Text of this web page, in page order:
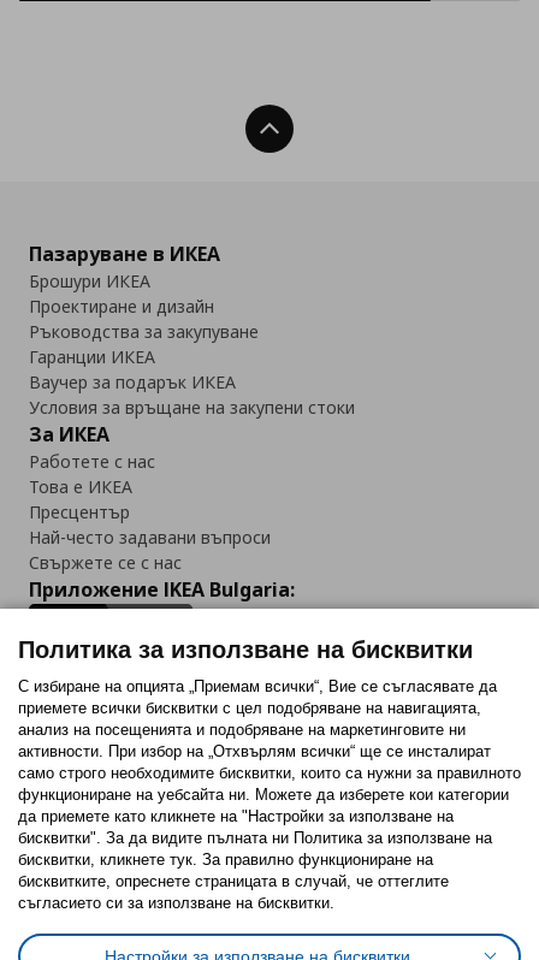
Нагоре
Пазаруване в ИКЕА
Брошури ИКЕА
Проектиране и дизайн
Ръководства за закупуване
Гаранции ИКЕА
Ваучер за подарък ИКЕА
Условия за връщане на закупени стоки
За ИКЕА
Работете с нас
Това е ИКЕА
Пресцентър
Най-често задавани въпроси
Свържете се с нас
Приложение IKEA Bulgaria:
Последвайте ни:
FacebookTwitterYoutubePinterestInstagram
Политика за използване на бисквитки (Cookies)
Избор на настройки за използване на бисквитки
Политика за използване на бисквитки
С избиране на опцията „Приемам всички“, Вие се съгласявате да
приемете всички бисквитки с цел подобряване на навигацията,
анализ на посещенията и подобряване на маркетинговите ни
активности. При избор на „Отхвърлям всички“ ще се инсталират
само строго необходимитe бисквитки, които са нужни за правилното
функциониране на уебсайта ни. Можете да изберете кои категории
да приемете като кликнете на "Настройки за използване на
бисквитки". За да видите пълната ни Политика за използване на
бисквитки, кликнете тук. За правилно функциониране на
бисквитките, опреснете страницата в случай, че оттеглите
съгласието си за използване на бисквитки.